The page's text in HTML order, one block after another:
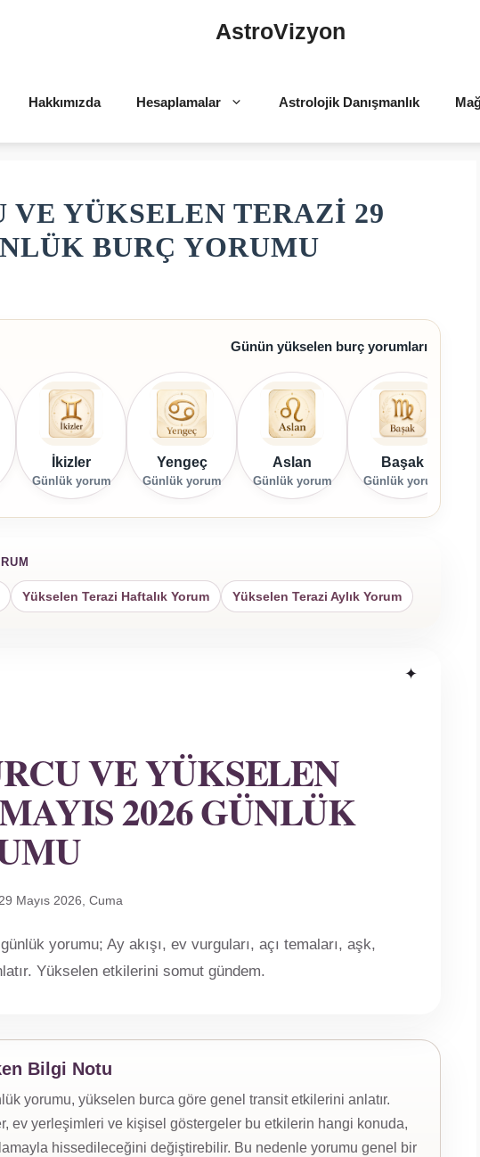
AstroVizyon
Hakkımızda Hesaplamalar Astrolojik Danışmanlık
VE YÜKSELEN TERAZI 29
BURÇ YORUMU
Günün yükselen burç yorumları
İkizler
Günlük yorum
Yengeç
Günlük yorum
Aslan
Günlük yorum
Başak
Günlük yorum
Yükselen Terazi Haftalık Yorum Yükselen Terazi Aylık Yorum
VE YÜKSELEN
2026 GÜNLÜK
29 Mayıs 2026, Cuma
yorumu; Ay akışı, ev vurguları, açı temaları, aşk,
Yükselen etkilerini somut gündem.
Bilgi Notu
yorumu, yükselen burca göre genel transit etkilerini anlatır.
ev yerleşimleri ve kişisel göstergeler bu etkilerin hangi konuda,
hissedileceğini değiştirebilir. Bu nedenle yorumu genel bir